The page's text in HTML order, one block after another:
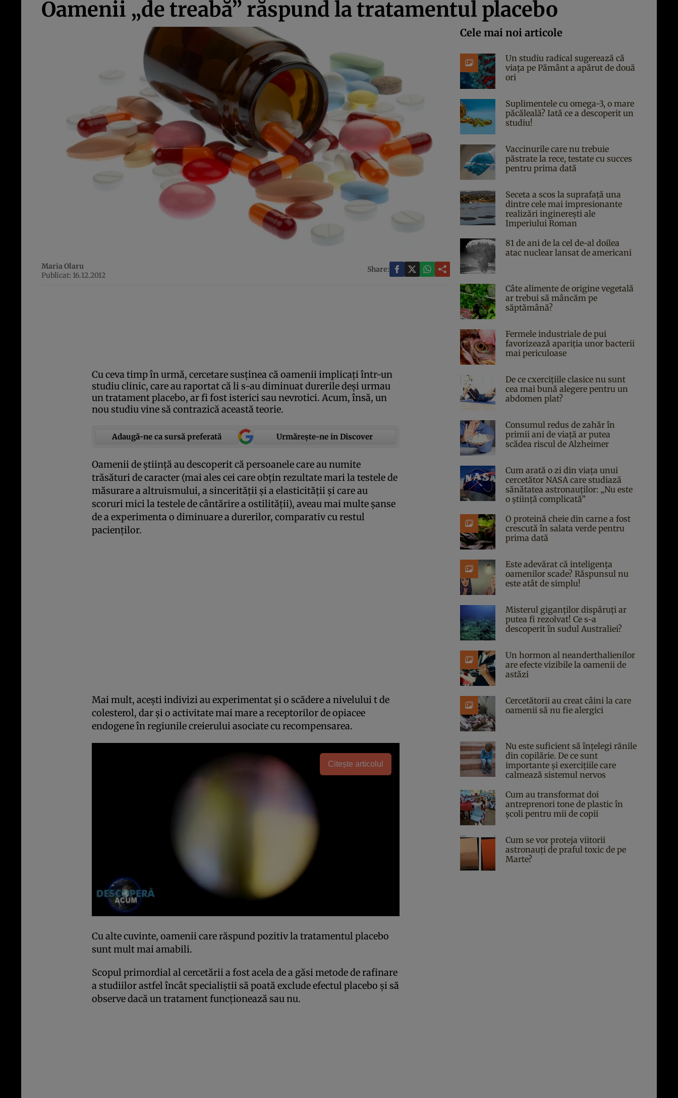
Oamenii „de treabă” răspund la tratamentul placebo
Maria Olaru
Publicat: 16.12.2012
Share:
Cu ceva timp în urmă, cercetare susţinea că oamenii implicaţi într-un
studiu clinic, care au raportat că li s-au diminuat durerile deşi urmau
un tratament placebo, ar fi fost isterici sau nevrotici. Acum, însă, un
nou studiu vine să contrazică această teorie.
Adaugă-ne ca sursă preferată Urmărește-ne in Discover
Oamenii de ştiinţă au descoperit că persoanele care au numite
trăsături de caracter (mai ales cei care obţin rezultate mari la testele de
măsurare a altruismului, a sincerităţii şi a elasticităţii şi care au
scoruri mici la testele de cântărire a ostilităţii), aveau mai multe şanse
de a experimenta o diminuare a durerilor, comparativ cu restul
pacienţilor.
Mai mult, aceşti indivizi au experimentat şi o scădere a nivelului t de
colesterol, dar şi o activitate mai mare a receptorilor de opiacee
endogene în regiunile creierului asociate cu recompensarea.
Citește articolul
Cu alte cuvinte, oamenii care răspund pozitiv la tratamentul placebo
sunt mult mai amabili.
Scopul primordial al cercetării a fost acela de a găsi metode de rafinare
a studiilor astfel încât specialiştii să poată exclude efectul placebo şi să
observe dacă un tratament funcţionează sau nu.
Cele mai noi articole
Un studiu radical sugerează că
viața pe Pământ a apărut de două
ori
Suplimentele cu omega-3, o mare
păcăleală? Iată ce a descoperit un
studiu!
Vaccinurile care nu trebuie
păstrate la rece, testate cu succes
pentru prima dată
Seceta a scos la suprafață una
dintre cele mai impresionante
realizări inginerești ale
Imperiului Roman
81 de ani de la cel de-al doilea
atac nuclear lansat de americani
Câte alimente de origine vegetală
ar trebui să mâncăm pe
săptămână?
Fermele industriale de pui
favorizează apariția unor bacterii
mai periculoase
De ce cxercițiile clasice nu sunt
cea mai bună alegere pentru un
abdomen plat?
Consumul redus de zahăr în
primii ani de viață ar putea
scădea riscul de Alzheimer
Cum arată o zi din viața unui
cercetător NASA care studiază
sănătatea astronauților: „Nu este
o știință complicată”
O proteină cheie din carne a fost
crescută în salata verde pentru
prima dată
Este adevărat că inteligența
oamenilor scade? Răspunsul nu
este atât de simplu!
Misterul giganților dispăruți ar
putea fi rezolvat! Ce s-a
descoperit în sudul Australiei?
Un hormon al neanderthalienilor
are efecte vizibile la oamenii de
astăzi
Cercetătorii au creat câini la care
oamenii să nu fie alergici
Nu este suficient să înțelegi rănile
din copilărie. De ce sunt
importante și exercițiile care
calmează sistemul nervos
Cum au transformat doi
antreprenori tone de plastic în
școli pentru mii de copii
Cum se vor proteja viitorii
astronauți de praful toxic de pe
Marte?